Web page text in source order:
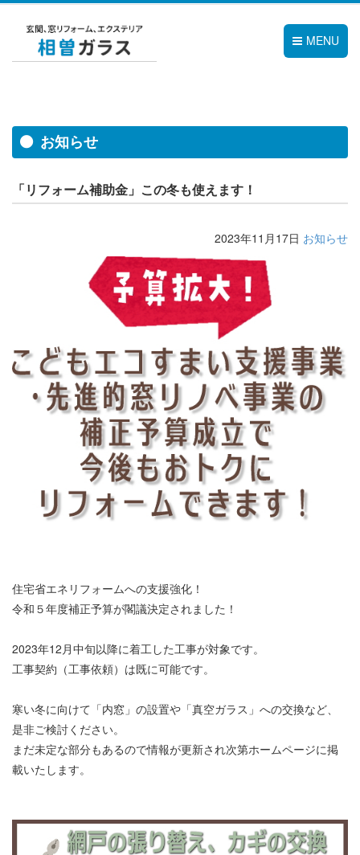
MENU
お知らせ
「リフォーム補助金」この冬も使えます！
2023年11月17日 お知らせ
住宅省エネリフォームへの支援強化！
令和５年度補正予算が閣議決定されました！
2023年12月中旬以降に着工した工事が対象です。
工事契約（工事依頼）は既に可能です。
寒い冬に向けて「内窓」の設置や「真空ガラス」への交換など、
是非ご検討ください。
まだ未定な部分もあるので情報が更新され次第ホームページに掲
載いたします。